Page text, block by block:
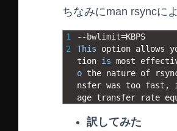
ちなみにman rsyncに
1
2
-- bwlimit=KBPS
This
option allows
tion is most
o the nature of
nsfer was too fast ,
age transfer rate
訳してみた